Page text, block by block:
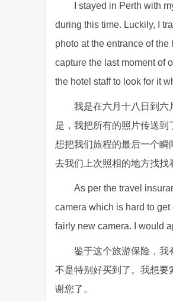
I stayed in Perth with
during this time. Luckily, I
photo at the entrance of
capture the last moment of
the hotel staff to look for it
我是在六月十八日到六
是，我把所有的照片传送
想把我们旅程的最后一个
去我们上次照相的地方找找
As per the travel
camera which is hard to
fairly new camera. I would
鉴于这个旅游保险，我
不是特别好买到了。我想
谢您了。